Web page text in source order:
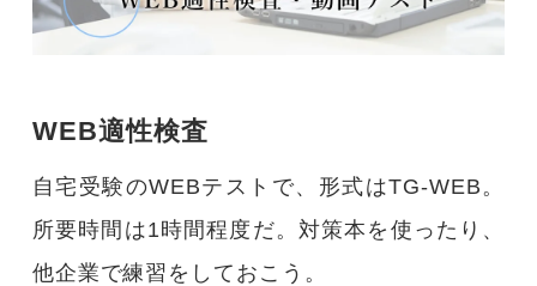
WEB適性検査
自宅受験のWEBテストで、形式はTG-WEB。
所要時間は1時間程度だ。対策本を使ったり、
他企業で練習をしておこう。